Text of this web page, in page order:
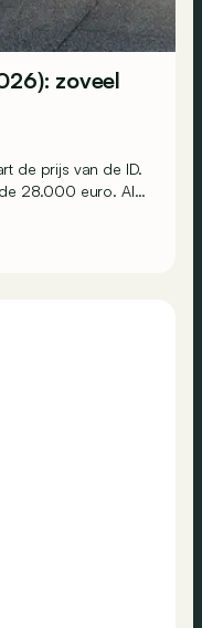
zoveel
de prijs van de ID.
28.000 euro. Al